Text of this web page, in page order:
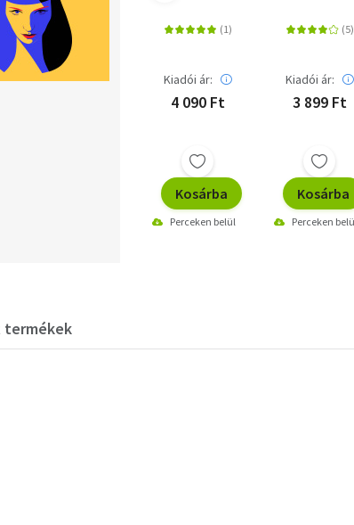
Kiadói ár:
4 090 Ft
Kosárba
Perceken belül
Kiadói ár:
3 899 Ft
Kosárba
Perceken